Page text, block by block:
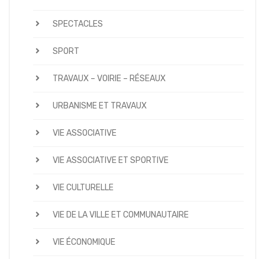
SPECTACLES
SPORT
TRAVAUX – VOIRIE – RÉSEAUX
URBANISME ET TRAVAUX
VIE ASSOCIATIVE
VIE ASSOCIATIVE ET SPORTIVE
VIE CULTURELLE
VIE DE LA VILLE ET COMMUNAUTAIRE
VIE ÉCONOMIQUE